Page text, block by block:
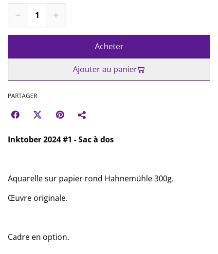
Acheter
Ajouter au panier
PARTAGER
Inktober 2024 #1 - Sac à dos
Aquarelle sur papier rond Hahnemühle 300g.
Œuvre originale.
Cadre en option.